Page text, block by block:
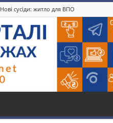
Нові сусіди: житло для ВПО